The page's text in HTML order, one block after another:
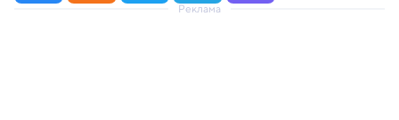
Реклама